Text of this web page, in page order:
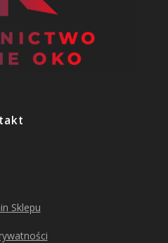
Sklepu